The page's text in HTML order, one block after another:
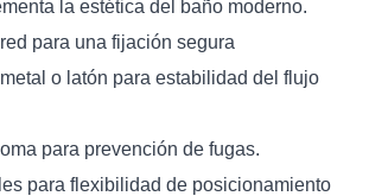
la estética del baño moderno.
para una fijación segura
o latón para estabilidad del flujo
para prevención de fugas.
para flexibilidad de posicionamiento